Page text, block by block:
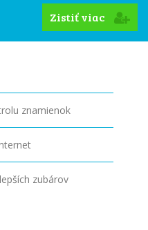
Zistiť viac
znamienok
zubárov